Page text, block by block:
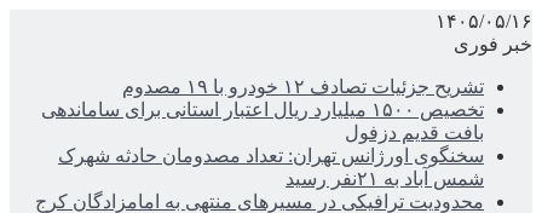
۱۴۰۵/۰۵/۱۶
خبر فوری
تشریح جزئیات تصادف ۱۲ خودرو با ۱۹ مصدوم
تخصیص ۱۵۰۰ میلیارد ریال اعتبار استانی برای ساماندهی
بافت قدیم دزفول
سخنگوی اورژانس تهران: تعداد مصدومان حادثه شهرک
شمس آباد به ۲۱نفر رسید
محدودیت ترافیکی در مسیرهای منتهی به امامزادگان کرج